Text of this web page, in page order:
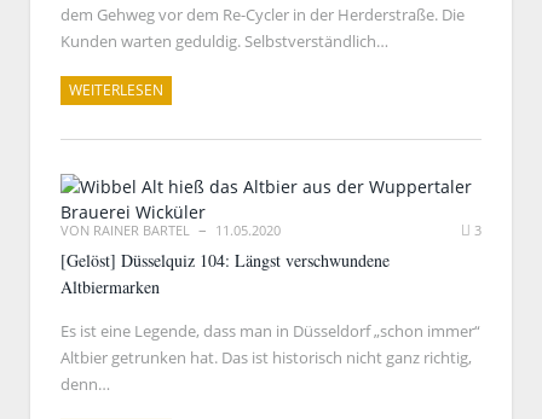
dem Gehweg vor dem Re-Cycler in der Herderstraße. Die
Kunden warten geduldig. Selbstverständlich…
WEITERLESEN
VON RAINER BARTEL 11.05.2020 3
[Gelöst] Düsselquiz 104: Längst verschwundene
Altbiermarken
Es ist eine Legende, dass man in Düsseldorf „schon immer“
Altbier getrunken hat. Das ist historisch nicht ganz richtig,
denn…